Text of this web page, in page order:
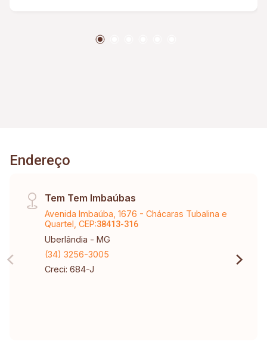
Endereço
Tem Tem Imbaúbas
Avenida Imbaúba, 1676 - Chácaras Tubalina e
Quartel, CEP:38413-316
Uberlândia - MG
(34) 3256-3005
Creci: 684-J